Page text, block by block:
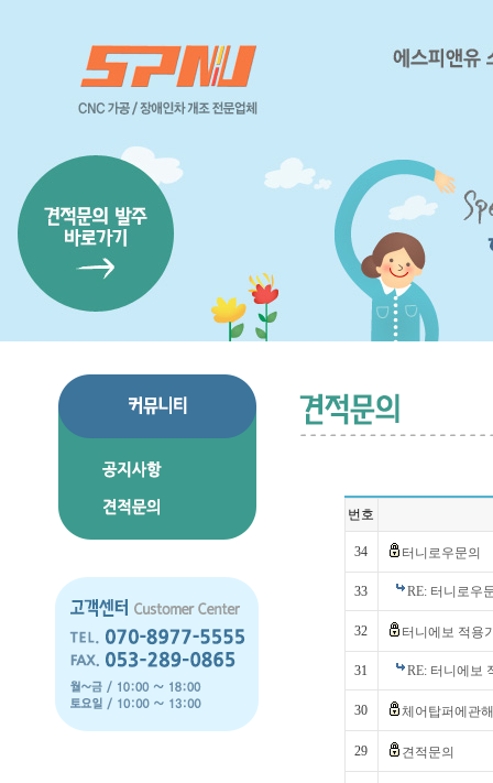
번호
34 터니로우문의
33 RE: 터니로우
32 터니에보 적용
31 RE: 터니에보
30 체어탑퍼에관
29 견적문의